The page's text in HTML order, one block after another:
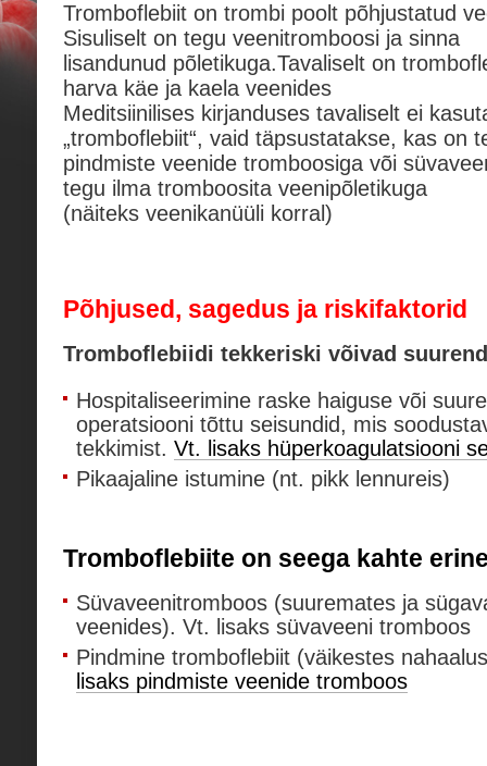
Tromboflebiit on trombi poolt põhjustatud
Sisuliselt on tegu veenitromboosi ja sinna
lisandunud põletikuga.Tavaliselt on
harva käe ja kaela veenides
Meditsiinilises kirjanduses tavaliselt ei
„tromboflebiit“, vaid täpsustatakse, kas on
pindmiste veenide tromboosiga või
tegu ilma tromboosita veenipõletikuga
(näiteks veenikanüüli korral)
Põhjused, sagedus ja riskifaktorid
Tromboflebiidi tekkeriski võivad
Hospitaliseerimine raske haiguse või
operatsiooni tõttu seisundid, mis
tekkimist. Vt. lisaks hüperkoagulatsiooni
Pikaajaline istumine (nt. pikk lennureis)
Tromboflebiite on seega kahte
Süvaveenitromboos (suuremates ja
veenides). Vt. lisaks süvaveeni tromboos
Pindmine tromboflebiit (väikestes
lisaks pindmiste veenide tromboos